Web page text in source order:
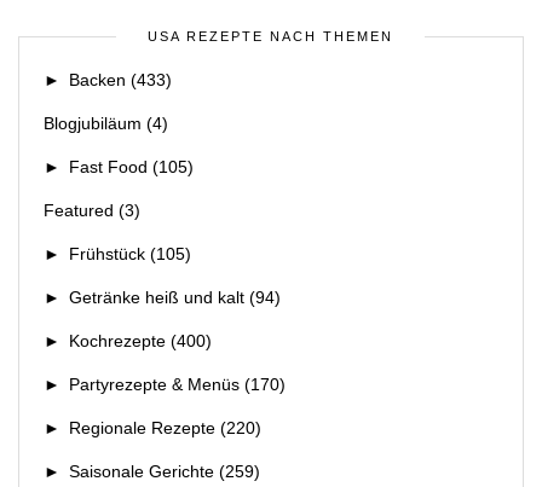
USA REZEPTE NACH THEMEN
► Backen (433)
Blogjubiläum (4)
► Fast Food (105)
Featured (3)
► Frühstück (105)
► Getränke heiß und kalt (94)
► Kochrezepte (400)
► Partyrezepte & Menüs (170)
► Regionale Rezepte (220)
► Saisonale Gerichte (259)